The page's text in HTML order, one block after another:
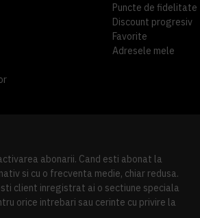
Puncte de fidelitate
Discount progresiv
Favorite
Adresele mele
abonarii. Cand esti abonat la
si cu o frecventa medie, chiar redusa.
client inregistrat ai o sectiune speciala
orice intrebari sau cerinte cu privire la